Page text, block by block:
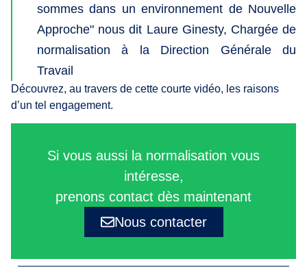
sommes dans un environnement de Nouvelle
Approche" nous dit Laure Ginesty, Chargée de
normalisation à la Direction Générale du
Travail
Découvrez, au travers de cette courte vidéo, les raisons
d’un tel engagement.
Si vous aussi la normalisation vous
intéresse,
prenons contact dès maintenant
Nous contacter